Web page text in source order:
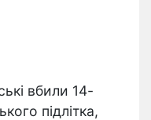
вбили 14-
підлітка,